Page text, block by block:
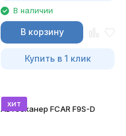
В наличии
В корзину
Купить в 1 клик
хит
Автосканер FCAR F9S-D